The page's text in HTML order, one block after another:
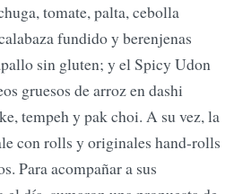
tomate, palta, cebolla
fundido y berenjenas
sin gluten; y el Spicy Udon
gruesos de arroz en dashi
tempeh y pak choi. A su vez, la
con rolls y originales hand-rolls
Para acompañar a sus